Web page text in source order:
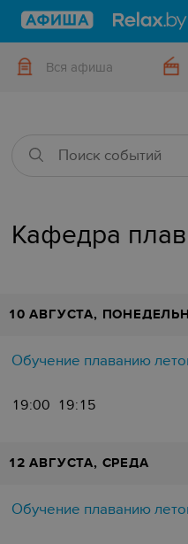
Вся афиша
Кафедра
10 АВГУСТА,
Обучение плаванию
19:00 19:15
12 АВГУСТА, СРЕДА
Обучение плаванию